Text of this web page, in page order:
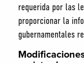
requerida por las
proporcionar la
gubernamentales